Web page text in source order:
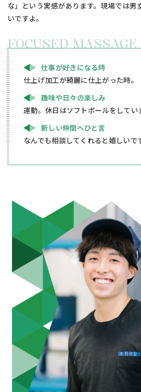
な」という実感があります。現場では男
いですよ。
FOCUSED MASSAGE
仕事が好きになる時
仕上げ加工が綺麗に仕上がった時。
趣味や日々の楽しみ
運動。休日はソフトボールをしてい
新しい仲間へひと言
なんでも相談してくれると嬉しいで